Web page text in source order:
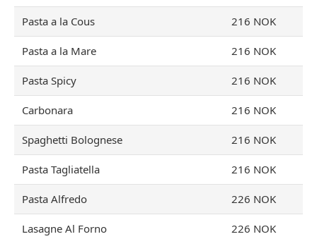
Pasta a la Cous 216 NOK
Pasta a la Mare 216 NOK
Pasta Spicy 216 NOK
Carbonara 216 NOK
Spaghetti Bolognese 216 NOK
Pasta Tagliatella 216 NOK
Pasta Alfredo 226 NOK
Lasagne Al Forno 226 NOK